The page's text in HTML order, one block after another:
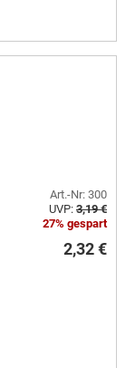
Art.-Nr: 300
UVP: 3,19 €
27% gespart
2,32 €